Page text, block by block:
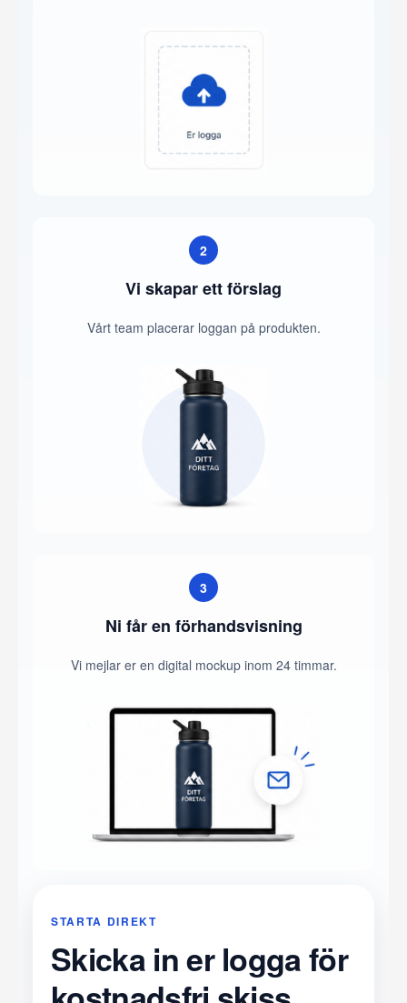
2
Vi skapar ett förslag
Vårt team placerar loggan på produkten.
3
Ni får en förhandsvisning
Vi mejlar er en digital mockup inom 24 timmar.
STARTA DIREKT
Skicka in er logga för